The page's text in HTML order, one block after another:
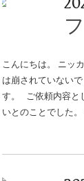
こんにちは。 ニッ
は崩されていない
す。 ご依頼内容と
いとのことでした